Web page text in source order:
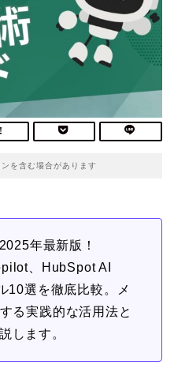
を含む場合があります
年最新版！
、HubSpot AI
10選を徹底比較。メ
る実践的な活用法と
します。